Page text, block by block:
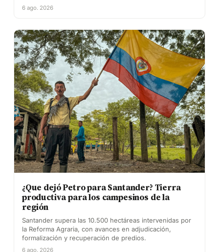
6 ago. 2026
¿Que dejó Petro para Santander? Tierra
productiva para los campesinos de la
región
Santander supera las 10.500 hectáreas intervenidas por
la Reforma Agraria, con avances en adjudicación,
formalización y recuperación de predios.
6 ago. 2026